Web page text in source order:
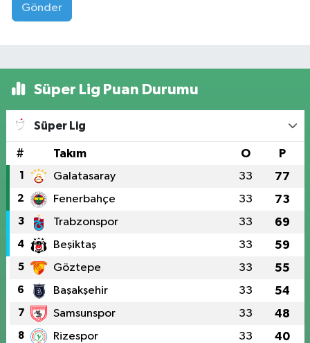
Gönder
Süper Lig Puan Durumu
Süper Lig
# Takım O P
1 Galatasaray 33 77
2 Fenerbahçe 33 73
3 Trabzonspor 33 69
4 Beşiktaş 33 59
5 Göztepe 33 55
6 Başakşehir 33 54
7 Samsunspor 33 48
8 Rizespor 33 40